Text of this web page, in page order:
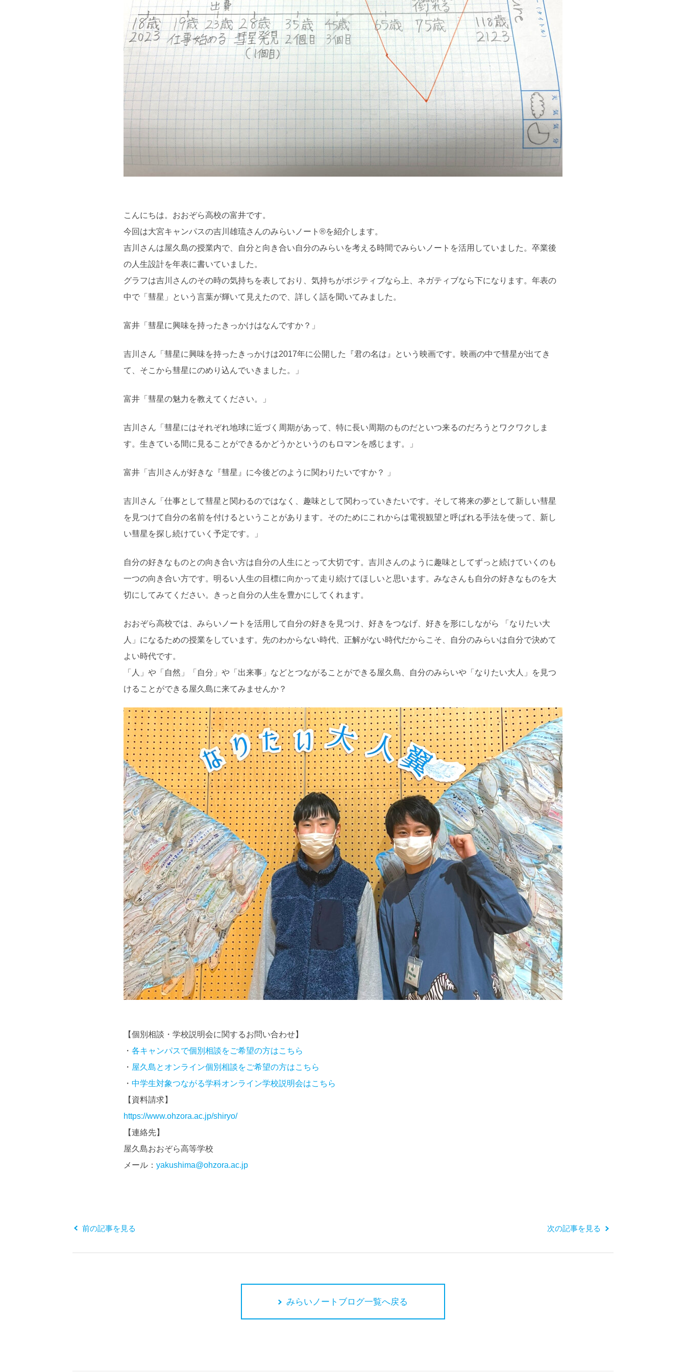
こんにちは。おおぞら高校の富井です。
今回は大宮キャンパスの吉川雄琉さんのみらいノート®を紹介します。
吉川さんは屋久島の授業内で、自分と向き合い自分のみらいを考える時間でみらいノートを活用していました。卒業後
の人生設計を年表に書いていました。
グラフは吉川さんのその時の気持ちを表しており、気持ちがポジティブなら上、ネガティブなら下になります。年表の
中で「彗星」という言葉が輝いて見えたので、詳しく話を聞いてみました。
富井「彗星に興味を持ったきっかけはなんですか？」
吉川さん「彗星に興味を持ったきっかけは2017年に公開した『君の名は』という映画です。映画の中で彗星が出てき
て、そこから彗星にのめり込んでいきました。」
富井「彗星の魅力を教えてください。」
吉川さん「彗星にはそれぞれ地球に近づく周期があって、特に長い周期のものだといつ来るのだろうとワクワクしま
す。生きている間に見ることができるかどうかというのもロマンを感じます。」
富井「吉川さんが好きな『彗星』に今後どのように関わりたいですか？ 」
吉川さん「仕事として彗星と関わるのではなく、趣味として関わっていきたいです。そして将来の夢として新しい彗星
を見つけて自分の名前を付けるということがあります。そのためにこれからは電視観望と呼ばれる手法を使って、新し
い彗星を探し続けていく予定です。」
自分の好きなものとの向き合い方は自分の人生にとって大切です。吉川さんのように趣味としてずっと続けていくのも
一つの向き合い方です。明るい人生の目標に向かって走り続けてほしいと思います。みなさんも自分の好きなものを大
切にしてみてください。きっと自分の人生を豊かにしてくれます。
おおぞら高校では、みらいノートを活用して自分の好きを見つけ、好きをつなげ、好きを形にしながら 「なりたい大
人」になるための授業をしています。先のわからない時代、正解がない時代だからこそ、自分のみらいは自分で決めて
よい時代です。
「人」や「自然」「自分」や「出来事」などとつながることができる屋久島、自分のみらいや「なりたい大人」を見つ
けることができる屋久島に来てみませんか？
【個別相談・学校説明会に関するお問い合わせ】
・ 各キャンパスで個別相談をご希望の方はこちら
・ 屋久島とオンライン個別相談をご希望の方はこちら
・ 中学生対象つながる学科オンライン学校説明会はこちら
【資料請求】
https://www.ohzora.ac.jp/shiryo/
【連絡先】
屋久島おおぞら高等学校
メール： yakushima@ohzora.ac.jp
前の記事を見る 次の記事を見る
みらいノートブログ一覧へ戻る